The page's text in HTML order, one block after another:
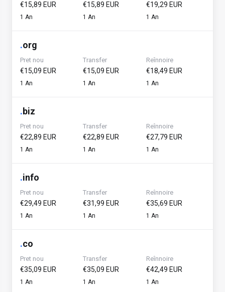
€15,89 EUR
1 An
€15,89 EUR
1 An
€19,29 EUR
1 An
.org
Pret nou
€15,09 EUR
1 An
Transfer
€15,09 EUR
1 An
Reînnoire
€18,49 EUR
1 An
.biz
Pret nou
€22,89 EUR
1 An
Transfer
€22,89 EUR
1 An
Reînnoire
€27,79 EUR
1 An
.info
Pret nou
€29,49 EUR
1 An
Transfer
€31,99 EUR
1 An
Reînnoire
€35,69 EUR
1 An
.co
Pret nou
€35,09 EUR
1 An
Transfer
€35,09 EUR
1 An
Reînnoire
€42,49 EUR
1 An